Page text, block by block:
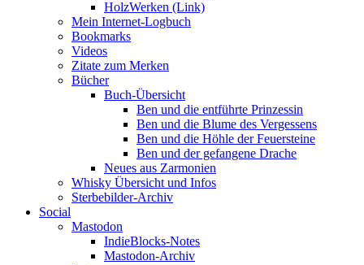
HolzWerken (Link)
Mein Internet-Logbuch
Bookmarks
Videos
Zitate zum Merken
Bücher
Buch-Übersicht
Ben und die entführte Prinzessin
Ben und die Blume des Vergessens
Ben und die Höhle der Feuersteine
Ben und der gefangene Drache
Neues aus Zarmonien
Whisky Übersicht und Infos
Sterbebilder-Archiv
Social
Mastodon
IndieBlocks-Notes
Mastodon-Archiv